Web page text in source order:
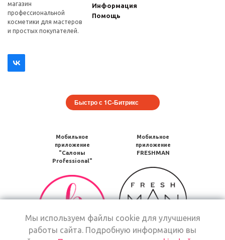
магазин
профеcсиональной
косметики для мастеров
и простых покупателей.
Информация
Помощь
Быстро с 1С-Битрикс
Мобильное
приложение
"Салоны
Professional"
Мобильное
приложение
Салоны
загрузить
в
Мобильное
приложение
FRESHMAN
Мобильное
приложение
FRESHMAN
Play
Мы используем файлы cookie для улучшения
работы сайта. Подробную информацию вы